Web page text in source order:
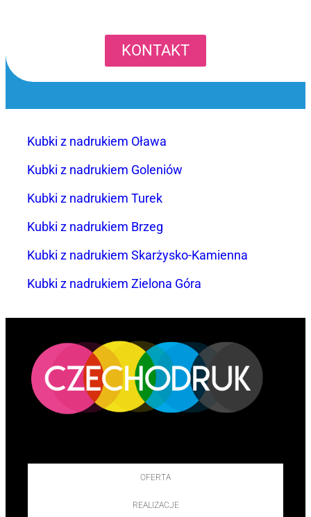
KONTAKT
Kubki z nadrukiem Oława
Kubki z nadrukiem Goleniów
Kubki z nadrukiem Turek
Kubki z nadrukiem Brzeg
Kubki z nadrukiem Skarżysko-Kamienna
Kubki z nadrukiem Zielona Góra
OFERTA
REALIZACJE